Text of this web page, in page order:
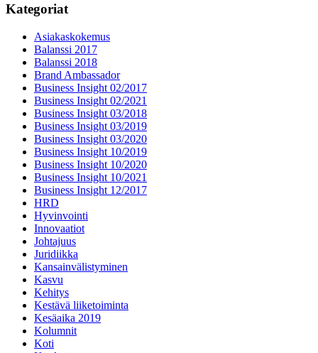
Kategoriat
Asiakaskokemus
Balanssi 2017
Balanssi 2018
Brand Ambassador
Business Insight 02/2017
Business Insight 02/2021
Business Insight 03/2018
Business Insight 03/2019
Business Insight 03/2020
Business Insight 10/2019
Business Insight 10/2020
Business Insight 10/2021
Business Insight 12/2017
HRD
Hyvinvointi
Innovaatiot
Johtajuus
Juridiikka
Kansainvälistyminen
Kasvu
Kehitys
Kestävä liiketoiminta
Kesäaika 2019
Kolumnit
Koti